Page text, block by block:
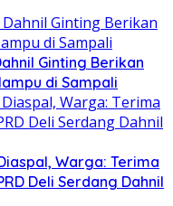
Ginting Berikan
di Sampali
Warga: Terima
Deli Serdang Dahnil